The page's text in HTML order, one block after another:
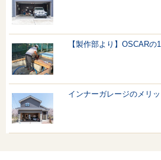
【製作部より】OSCARの
インナーガレージのメリ